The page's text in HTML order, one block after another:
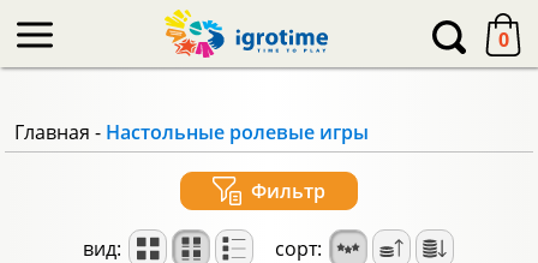
0
Главная - Настольные ролевые игры
Фильтр
вид: сорт: